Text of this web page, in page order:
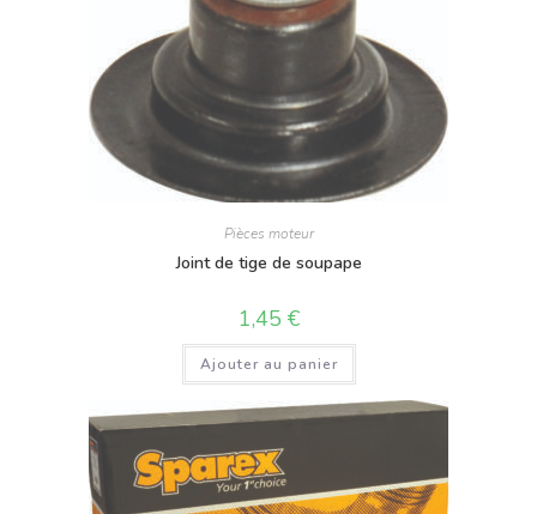
Pièces moteur
Joint de tige de soupape
1,45 €
Ajouter au panier